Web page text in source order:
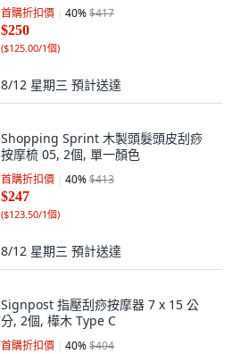
首購折扣價 40%$417
$250
($125.00/1個)
8/12 星期三 預計送達
Shopping Sprint 木製頭髮頭皮刮痧
按摩梳 05, 2個, 單一顏色
首購折扣價 40%$413
$247
($123.50/1個)
8/12 星期三 預計送達
Signpost 指壓刮痧按摩器 7 x 15 公
分, 2個, 樺木 Type C
首購折扣價 40%$404